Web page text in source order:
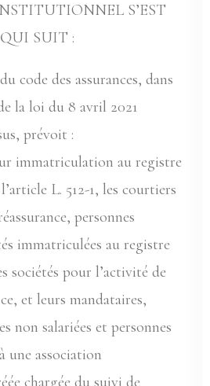
S’EST
SUIT :
code des assurances, dans
la loi du 8 avril 2021
prévoit :
immatriculation au registre
L. 512-1, les courtiers
personnes
immatriculées au registre
sociétés pour l’activité de
et leurs mandataires,
non salariées et personnes
une association
chargée du suivi de